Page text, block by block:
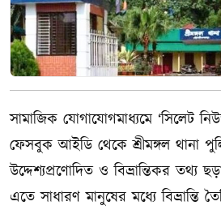
সামাজিক যোগাযোগমাধ্যমে ‘সিলেট
ফেসবুক আইডি থেকে শ্রীমঙ্গল থানা
উদ্দেশ্যপ্রণোদিত ও বিভ্রান্তিকর তথ্য
এতে সাধারণ মানুষের মধ্যে বিভ্রান্তি